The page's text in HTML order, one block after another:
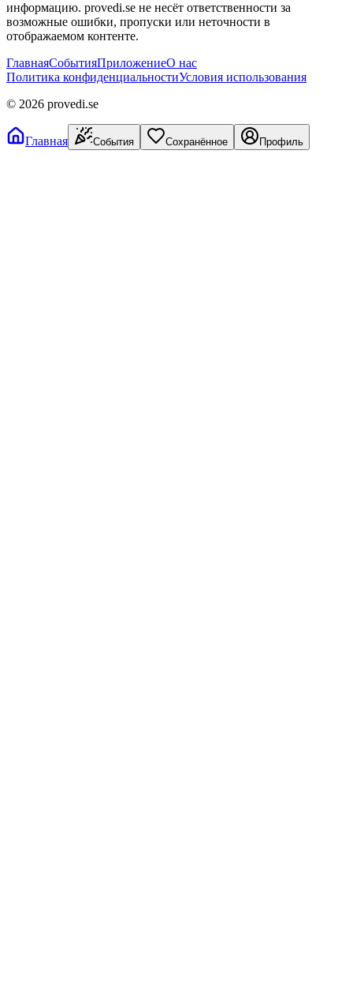
информацию. provedi.se не несёт ответственности за
возможные ошибки, пропуски или неточности в
отображаемом контенте.
ГлавнаяСобытияПриложениеО нас
Политика конфиденциальностиУсловия использования
© 2026 provedi.se
Главная События Сохранённое Профиль